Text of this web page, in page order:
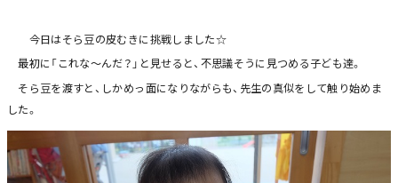
今日はそら豆の皮むきに挑戦しました☆
最初に「これな～んだ？」と見せると、不思議そうに見つめる子ども達。
そら豆を渡すと、しかめっ面になりながらも、先生の真似をして触り始めま
した。